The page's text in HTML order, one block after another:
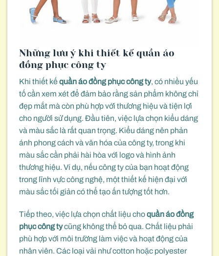
Những lưu ý khi thiết kế quần áo
đồng phục công ty
Khi thiết kế quần áo đồng phục công ty, có nhiều yếu
tố cần xem xét để đảm bảo rằng sản phẩm không chỉ
đẹp mắt mà còn phù hợp với thương hiệu và tiện lợi
cho người sử dụng. Đầu tiên, việc lựa chọn kiểu dáng
và màu sắc là rất quan trọng. Kiểu dáng nên phản
ánh phong cách và văn hóa của công ty, trong khi
màu sắc cần phải hài hòa với logo và hình ảnh
thương hiệu. Ví dụ, nếu công ty của bạn hoạt động
trong lĩnh vực công nghệ, một thiết kế hiện đại với
màu sắc tối giản có thể tạo ấn tượng tốt hơn.
Tiếp theo, việc lựa chọn chất liệu choquần áo đồng
phục công tycũng không thể bỏ qua. Chất liệu phải
phù hợp với môi trường làm việc và hoạt động của
nhân viên. Các loại vải như cotton hoặc polyester